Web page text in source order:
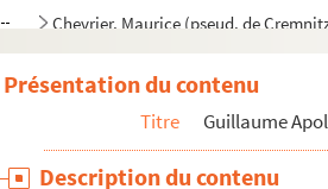
Chevrier, Maurice (pseud. de
8-MS-FS-17-0316. Chobaut, Hyacinthe
4-MS-FS-17-0702. Ciolkowski, H.
8-MS-FS-17-0317. Clary, Jean
4-MS-FS-17-0703. Cloud, Stéphane
Présentation du contenu
Titre Guillaume
Description du contenu